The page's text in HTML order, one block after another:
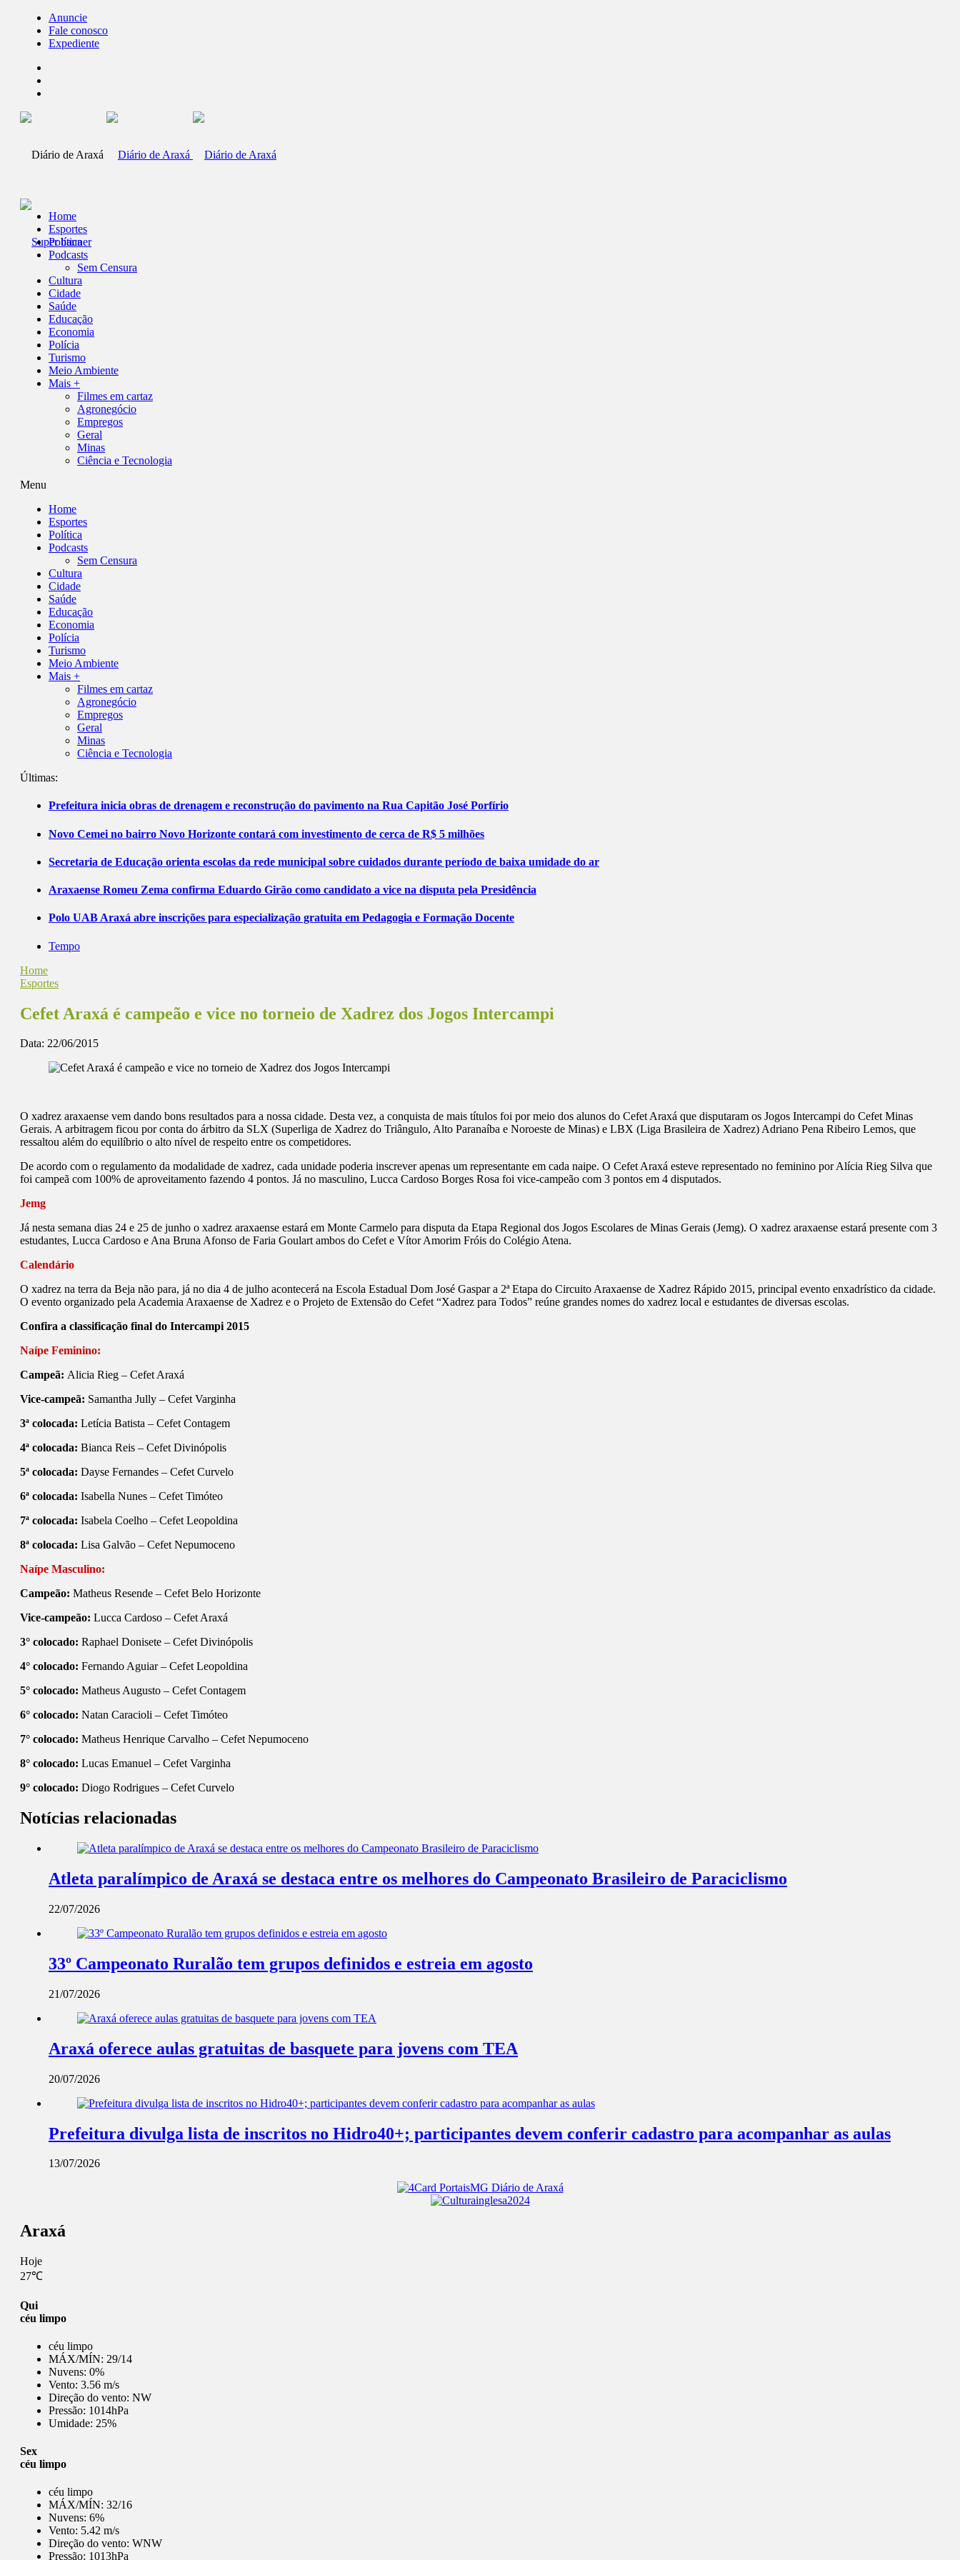
Anuncie
Fale conosco
Expediente
Home
Esportes
Política
Podcasts
Sem Censura
Cultura
Cidade
Saúde
Educação
Economia
Polícia
Turismo
Meio Ambiente
Mais +
Filmes em cartaz
Agronegócio
Empregos
Geral
Minas
Ciência e Tecnologia
Menu
Home
Esportes
Política
Podcasts
Sem Censura
Cultura
Cidade
Saúde
Educação
Economia
Polícia
Turismo
Meio Ambiente
Mais +
Filmes em cartaz
Agronegócio
Empregos
Geral
Minas
Ciência e Tecnologia
Últimas:
Prefeitura inicia obras de drenagem e reconstrução do pavimento na Rua Capitão José Porfírio
Novo Cemei no bairro Novo Horizonte contará com investimento de cerca de R$ 5 milhões
Secretaria de Educação orienta escolas da rede municipal sobre cuidados durante período de baixa umidade do ar
Araxaense Romeu Zema confirma Eduardo Girão como candidato a vice na disputa pela Presidência
Polo UAB Araxá abre inscrições para especialização gratuita em Pedagogia e Formação Docente
Tempo
Home
Esportes
Cefet Araxá é campeão e vice no torneio de Xadrez dos Jogos Intercampi
Data: 22/06/2015
O xadrez araxaense vem dando bons resultados para a nossa cidade. Desta vez, a conquista de mais títulos foi por meio dos alunos do Cefet Araxá que disputaram os Jogos Intercampi do Cefet Minas
Gerais. A arbitragem ficou por conta do árbitro da SLX (Superliga de Xadrez do Triângulo, Alto Paranaíba e Noroeste de Minas) e LBX (Liga Brasileira de Xadrez) Adriano Pena Ribeiro Lemos, que
ressaltou além do equilíbrio o alto nível de respeito entre os competidores.
De acordo com o regulamento da modalidade de xadrez, cada unidade poderia inscrever apenas um representante em cada naipe. O Cefet Araxá esteve representado no feminino por Alícia Rieg Silva que
foi campeã com 100% de aproveitamento fazendo 4 pontos. Já no masculino, Lucca Cardoso Borges Rosa foi vice-campeão com 3 pontos em 4 disputados.
Jemg
Já nesta semana dias 24 e 25 de junho o xadrez araxaense estará em Monte Carmelo para disputa da Etapa Regional dos Jogos Escolares de Minas Gerais (Jemg). O xadrez araxaense estará presente com 3
estudantes, Lucca Cardoso e Ana Bruna Afonso de Faria Goulart ambos do Cefet e Vítor Amorim Fróis do Colégio Atena.
Calendário
O xadrez na terra da Beja não para, já no dia 4 de julho acontecerá na Escola Estadual Dom José Gaspar a 2ª Etapa do Circuito Araxaense de Xadrez Rápido 2015, principal evento enxadrístico da cidade.
O evento organizado pela Academia Araxaense de Xadrez e o Projeto de Extensão do Cefet “Xadrez para Todos” reúne grandes nomes do xadrez local e estudantes de diversas escolas.
Confira a classificação final do Intercampi 2015
Naípe Feminino:
Campeã: Alicia Rieg – Cefet Araxá
Vice-campeã: Samantha Jully – Cefet Varginha
3ª colocada: Letícia Batista – Cefet Contagem
4ª colocada: Bianca Reis – Cefet Divinópolis
5ª colocada: Dayse Fernandes – Cefet Curvelo
6ª colocada: Isabella Nunes – Cefet Timóteo
7ª colocada: Isabela Coelho – Cefet Leopoldina
8ª colocada: Lisa Galvão – Cefet Nepumoceno
Naípe Masculino:
Campeão: Matheus Resende – Cefet Belo Horizonte
Vice-campeão: Lucca Cardoso – Cefet Araxá
3° colocado: Raphael Donisete – Cefet Divinópolis
4° colocado: Fernando Aguiar – Cefet Leopoldina
5° colocado: Matheus Augusto – Cefet Contagem
6° colocado: Natan Caracioli – Cefet Timóteo
7° colocado: Matheus Henrique Carvalho – Cefet Nepumoceno
8° colocado: Lucas Emanuel – Cefet Varginha
9° colocado: Diogo Rodrigues – Cefet Curvelo
Notícias relacionadas
Atleta paralímpico de Araxá se destaca entre os melhores do Campeonato Brasileiro de Paraciclismo
22/07/2026
33º Campeonato Ruralão tem grupos definidos e estreia em agosto
21/07/2026
Araxá oferece aulas gratuitas de basquete para jovens com TEA
20/07/2026
Prefeitura divulga lista de inscritos no Hidro40+; participantes devem conferir cadastro para acompanhar as aulas
13/07/2026
Araxá
Hoje
27℃
Qui
céu limpo
céu limpo
MÁX/MÍN: 29/14
Nuvens: 0%
Vento: 3.56 m/s
Direção do vento: NW
Pressão: 1014hPa
Umidade: 25%
Sex
céu limpo
céu limpo
MÁX/MÍN: 32/16
Nuvens: 6%
Vento: 5.42 m/s
Direção do vento: WNW
Pressão: 1013hPa